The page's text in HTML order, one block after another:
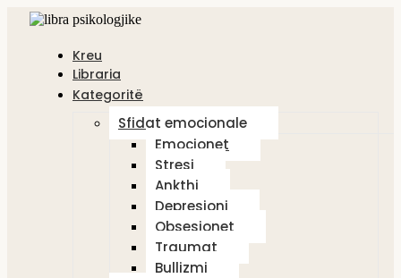
Kreu
Libraria
Kategoritë
Sfidat emocionale
Emocionet
Stresi
Ankthi
Depresioni
Obsesionet
Traumat
Bullizmi